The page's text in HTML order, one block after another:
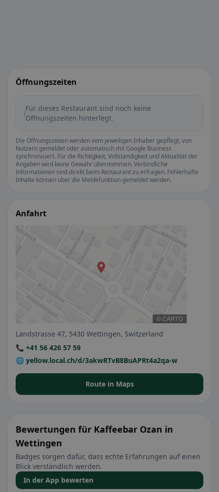
Öffnungszeiten
ℹ️Für dieses Restaurant sind noch keine
Öffnungszeiten hinterlegt.
Die Öffnungszeiten werden vom jeweiligen Inhaber gepflegt, von
Nutzern gemeldet oder automatisch mit Google Business
synchronisiert. Für die Richtigkeit, Vollständigkeit und Aktualität der
Angaben wird keine Gewähr übernommen. Verbindliche
Informationen sind direkt beim Restaurant zu erfragen. Fehlerhafte
Inhalte können über die Meldefunktion gemeldet werden.
Anfahrt
Landstrasse 47, 5430 Wettingen, Switzerland
📞 +41 56 426 57 59
🌐 yellow.local.ch/d/3akwRTvB8BuAPRt4a2qa-w
Route in Maps
Bewertungen für Kaffeebar Ozan in
Wettingen
Badges sorgen dafür, dass echte Erfahrungen auf einen
Blick verständlich werden.
In der App bewerten